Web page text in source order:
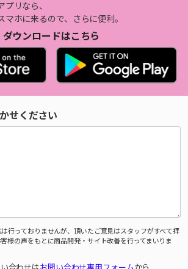
リなら、
マホに来るので、さらに便利。
ダウンロードはこちら
せください
行っておりませんが、頂いたご意見はスタッフがすべて拝
様の声をもとに商品開発・サイト改善を行ってまいりま
合わせはお問い合わせ専用フォームから